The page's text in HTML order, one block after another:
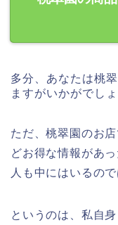
多分、あなたは桃
ますがいかがでし
ただ、桃翠園のお
どお得な情報があ
人も中にはいるの
というのは、私自